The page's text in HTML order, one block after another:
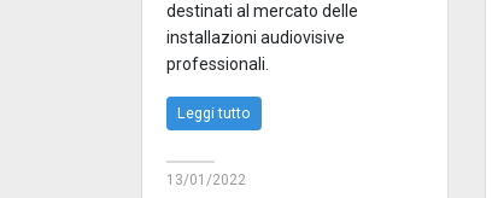
destinati al mercato delle
installazioni audiovisive
professionali.
Leggi tutto
13/01/2022